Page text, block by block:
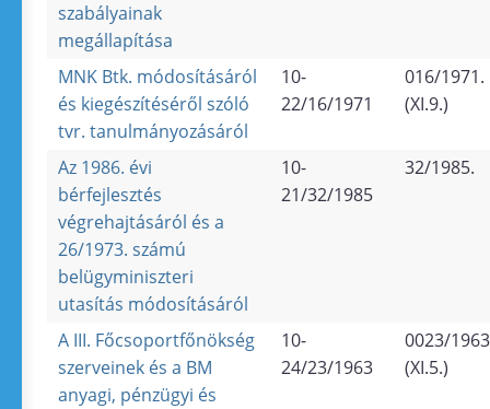
szabályainak
megállapítása
MNK Btk. módosításáról
és kiegészítéséről szóló
tvr. tanulmányozásáról
10-
22/16/1971
016/1971.
(XI.9.)
Az 1986. évi
bérfejlesztés
végrehajtásáról és a
26/1973. számú
belügyminiszteri
utasítás módosításáról
10-
21/32/1985
32/1985.
A III. Főcsoportfőnökség
szerveinek és a BM
anyagi, pénzügyi és
10-
24/23/1963
0023/
(XI.5.)